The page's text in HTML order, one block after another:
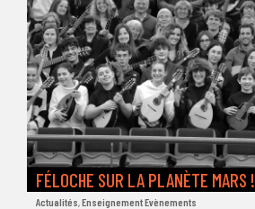
FÉLOCHE SUR LA PLANÈTE MARS !
Actualités Enseignement Evènements